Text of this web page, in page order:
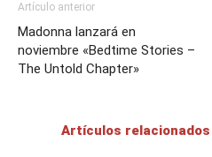
Artículo anterior
Madonna lanzará en
noviembre «Bedtime Stories –
The Untold Chapter»
Artículos relacionados